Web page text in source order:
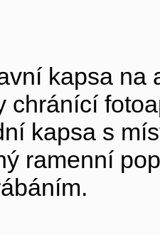
kapsa na
chránící
kapsa s
ramenní